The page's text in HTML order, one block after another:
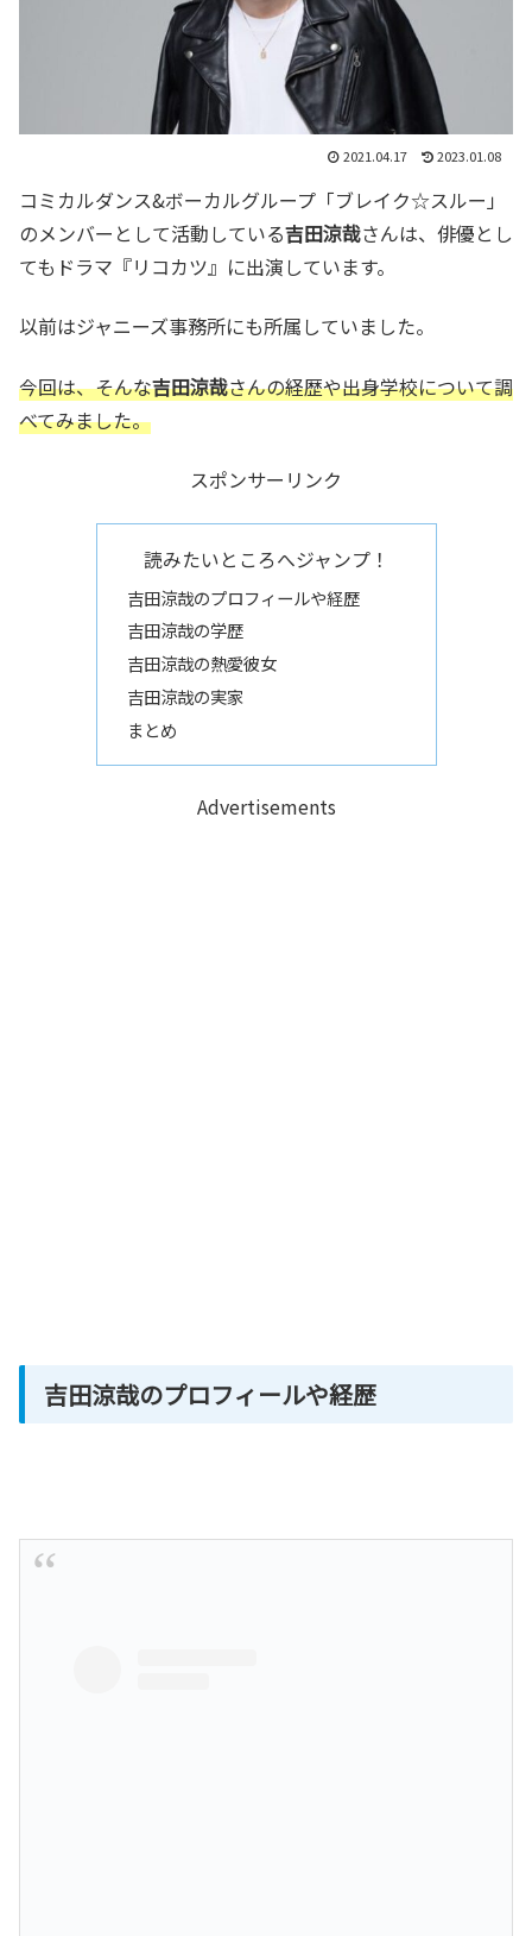
2021.04.17 2023.01.08
コミカルダンス&ボーカルグループ「ブレイク☆スルー」
のメンバーとして活動している吉田涼哉さんは、俳優とし
てもドラマ『リコカツ』に出演しています。
以前はジャニーズ事務所にも所属していました。
今回は、そんな吉田涼哉さんの経歴や出身学校について調
べてみました。
スポンサーリンク
読みたいところへジャンプ！
吉田涼哉のプロフィールや経歴
吉田涼哉の学歴
吉田涼哉の熱愛彼女
吉田涼哉の実家
まとめ
Advertisements
吉田涼哉のプロフィールや経歴